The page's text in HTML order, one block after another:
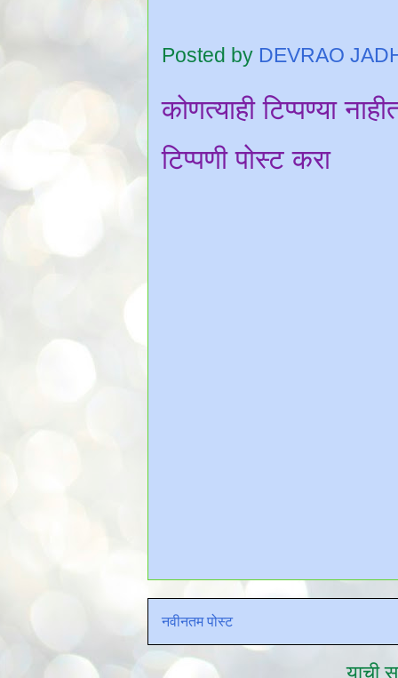
Posted by DEVRAO
कोणत्याही टिप्पण्‍या
टिप्पणी पोस्ट करा
नवीनतम पोस्ट
याची